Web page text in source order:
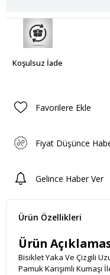
Koşulsuz İade
Favorilere Ekle
Fiyat Düşünce
Gelince Haber Ver
Ürün Özellikleri
Ürün
Bisiklet Yaka Ve Çizgili
Pamuk Karışımlı